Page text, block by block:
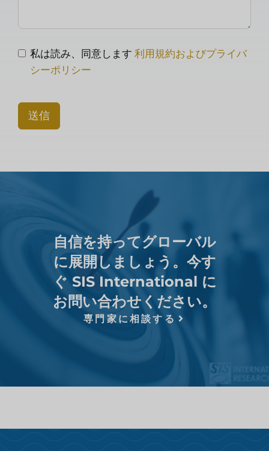
私は読み、同意します 利用規約およびプライバ
シーポリシー
送信
自信を持ってグローバル
に展開しましょう。今す
ぐ SIS International に
お問い合わせください。
専門家に相談する